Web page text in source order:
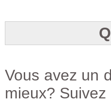
Vous avez un
mieux?